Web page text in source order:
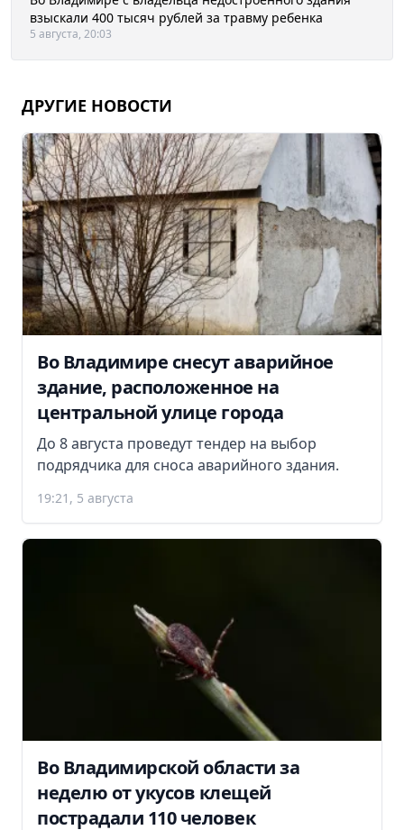
взыскали 400 тысяч рублей за травму ребенка
5 августа, 20:03
ДРУГИЕ НОВОСТИ
Во Владимире снесут аварийное
здание, расположенное на
центральной улице города
До 8 августа проведут тендер на выбор
подрядчика для сноса аварийного здания.
19:21, 5 августа
Во Владимирской области за
неделю от укусов клещей
пострадали 110 человек